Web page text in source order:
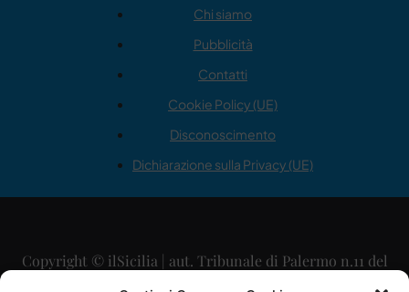
Chi siamo
Pubblicità
Contatti
Cookie Policy (UE)
Disconoscimento
Dichiarazione sulla Privacy (UE)
Copyright © ilSicilia | aut. Tribunale di Palermo n.11 del
29/09/2015